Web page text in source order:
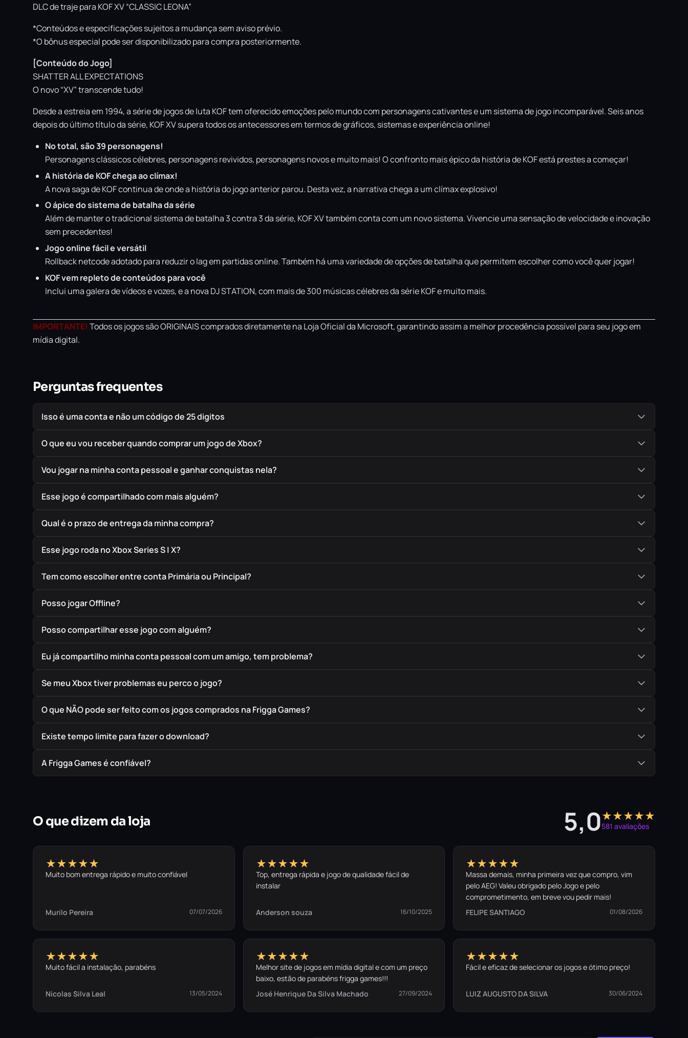
DLC de traje para KOF XV “CLASSIC LEONA”
*Conteúdos e especificações sujeitos a mudança sem aviso prévio.
*O bônus especial pode ser disponibilizado para compra posteriormente.
[Conteúdo do Jogo]
SHATTER ALL EXPECTATIONS
O novo “XV” transcende tudo!
Desde a estreia em 1994, a série de jogos de luta KOF tem oferecido emoções pelo mundo com personagens cativantes e um sistema de jogo incomparável. Seis anos
depois do último título da série, KOF XV supera todos os antecessores em termos de gráficos, sistemas e experiência online!
No total, são 39 personagens!
Personagens clássicos célebres, personagens revividos, personagens novos e muito mais! O confronto mais épico da história de KOF está prestes a começar!
A história de KOF chega ao clímax!
A nova saga de KOF continua de onde a história do jogo anterior parou. Desta vez, a narrativa chega a um clímax explosivo!
O ápice do sistema de batalha da série
Além de manter o tradicional sistema de batalha 3 contra 3 da série, KOF XV também conta com um novo sistema. Vivencie uma sensação de velocidade e inovação
sem precedentes!
Jogo online fácil e versátil
Rollback netcode adotado para reduzir o lag em partidas online. Também há uma variedade de opções de batalha que permitem escolher como você quer jogar!
KOF vem repleto de conteúdos para você
Inclui uma galera de vídeos e vozes, e a nova DJ STATION, com mais de 300 músicas célebres da série KOF e muito mais.
IMPORTANTE! Todos os jogos são ORIGINAIS comprados diretamente na Loja Oficial da Microsoft, garantindo assim a melhor procedência possível para seu jogo em
mídia digital.
Perguntas frequentes
Isso é uma conta e não um código de 25 digitos
O que eu vou receber quando comprar um jogo de Xbox?
Vou jogar na minha conta pessoal e ganhar conquistas nela?
Esse jogo é compartilhado com mais alguém?
Qual é o prazo de entrega da minha compra?
Esse jogo roda no Xbox Series S | X?
Tem como escolher entre conta Primária ou Principal?
Posso jogar Offline?
Posso compartilhar esse jogo com alguém?
Eu já compartilho minha conta pessoal com um amigo, tem problema?
Se meu Xbox tiver problemas eu perco o jogo?
O que NÃO pode ser feito com os jogos comprados na Frigga Games?
Existe tempo limite para fazer o download?
A Frigga Games é confiável?
O que dizem da loja 5,0★★★★★
581 avaliações
★★★★★
Muito bom entrega rápido e muito confiável
Murilo Pereira 07/07/2026
★★★★★
Top, entrega rápida e jogo de qualidade fácil de
instalar
Anderson souza 16/10/2025
★★★★★
Massa demais, minha primeira vez que compro, vim
pelo AEG! Valeu obrigado pelo Jogo e pelo
comprometimento, em breve vou pedir mais!
FELIPE SANTIAGO
01/08/2026
★★★★★
Muito fácil a instalação, parabéns
Nicolas Silva Leal 13/05/2024
★★★★★
Melhor site de jogos em mídia digital e com um preço
baixo, estão de parabéns frigga games!!!
José Henrique Da Silva Machado
27/09/2024
★★★★★
Fácil e eficaz de selecionar os jogos e ótimo preço!
LUIZ AUGUSTO DA SILVA 30/06/2024